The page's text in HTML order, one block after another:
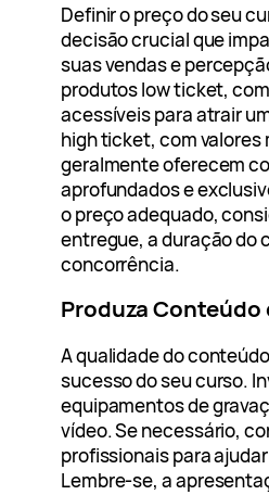
Definir o preço do seu
decisão crucial que
suas vendas e
produtos low ticket,
acessíveis para atrair
high ticket, com valores
geralmente oferecem
aprofundados e
o preço adequado,
entregue, a duração do
concorrência.
Produza Conteúdo
A qualidade do
sucesso do seu curso.
equipamentos de
vídeo. Se necessário,
profissionais para
Lembre-se, a